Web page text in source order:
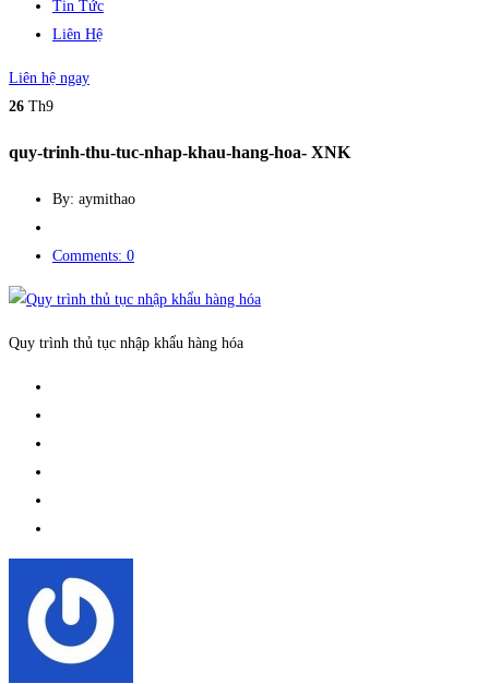
Tin Tức
Liên Hệ
Liên hệ ngay
26 Th9
quy-trinh-thu-tuc-nhap-khau-hang-hoa- XNK
By: aymithao
Comments: 0
Quy trình thủ tục nhập khẩu hàng hóa